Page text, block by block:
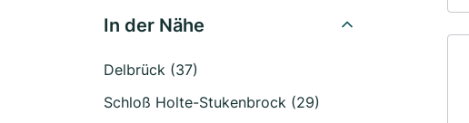
In der Nähe
Delbrück (37)
Schloß Holte-Stukenbrock (29)